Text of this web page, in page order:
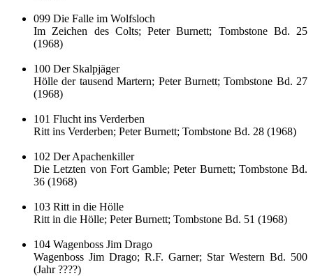
099 Die Falle im Wolfsloch
Im Zeichen des Colts; Peter Burnett; Tombstone Bd. 25
(1968)
100 Der Skalpjäger
Hölle der tausend Martern; Peter Burnett; Tombstone Bd. 27
(1968)
101 Flucht ins Verderben
Ritt ins Verderben; Peter Burnett; Tombstone Bd. 28 (1968)
102 Der Apachenkiller
Die Letzten von Fort Gamble; Peter Burnett; Tombstone Bd.
36 (1968)
103 Ritt in die Hölle
Ritt in die Hölle; Peter Burnett; Tombstone Bd. 51 (1968)
104 Wagenboss Jim Drago
Wagenboss Jim Drago; R.F. Garner; Star Western Bd. 500
(Jahr ????)